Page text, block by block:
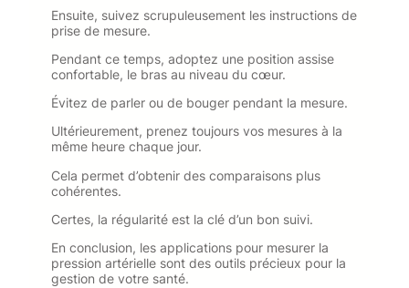
Ensuite, suivez scrupuleusement les instructions de
prise de mesure.
Pendant ce temps, adoptez une position assise
confortable, le bras au niveau du cœur.
Évitez de parler ou de bouger pendant la mesure.
Ultérieurement, prenez toujours vos mesures à la
même heure chaque jour.
Cela permet d’obtenir des comparaisons plus
cohérentes.
Certes, la régularité est la clé d’un bon suivi.
En conclusion, les applications pour mesurer la
pression artérielle sont des outils précieux pour la
gestion de votre santé.